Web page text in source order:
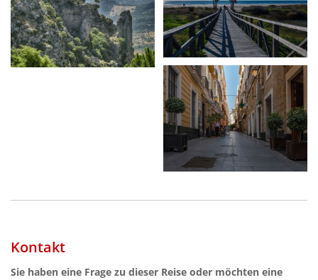
Kontakt
Sie haben eine Frage zu dieser Reise oder möchten eine